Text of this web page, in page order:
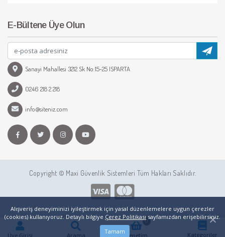
Kategoriler
Sepetim
0
Arama
Üye Girişi
Alışveriş deneyiminizi iyileştirmek için yasal düzenlemelere uygun çerezler
(cookies) kullanıyoruz. Detaylı bilgiye Çerez Politikası sayfamızdan erişebilirsiniz.
Tamam
E-Bültene Üye Olun
Sanayi Mahallesi 3212 Sk No:15-25 ISPARTA
0246 218 2 218
info@siteniz.com
Copyright © Maxi Güvenlik Sistemleri Tüm Hakları Saklıdır.